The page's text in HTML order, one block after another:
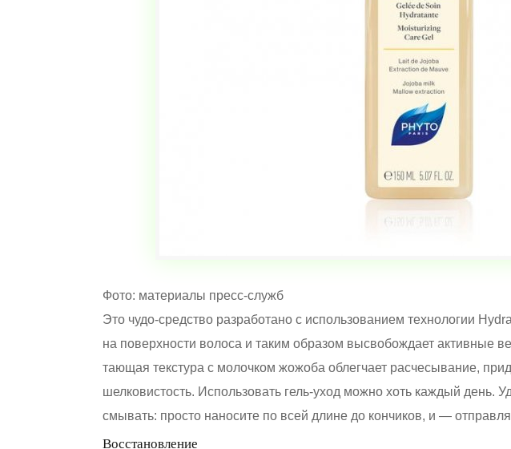
Фото: материалы пресс-служб
Это чудо-средство разработано с использованием технологии
на поверхности волоса и таким образом высвобождает активные
тающая текстура с молочком жожоба облегчает расчесывание,
шелковистость. Использовать гель-уход можно хоть каждый день.
смывать: просто наносите по всей длине до кончиков, и —
Восстановление